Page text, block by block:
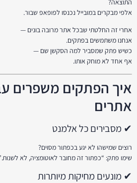
התוצאה?
אלפי מבקרים במובייל נכנסו לפופאפ שבור.
אחרי זה החלטתי שבכל אתר מרובה בונים —
אנחנו משתמשים בפתקים.
כשיש פתק שמסביר למה הסקשן שם —
אף אחד לא מוחק אותו.
איך הפתקים משפרים
אתרים
✔ מסבירים כל אלמנט
רוצים שמישהו לא יגע בכפתור מסוים?
שימו פתק: “כפתור זה מחובר לאוטומציה, לא
✔ מונעים מחיקות מיותרות